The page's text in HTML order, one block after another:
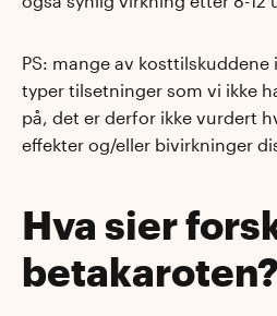
PS: mange av
typer tilsetninger som vi ikke
på, det er derfor ikke vurdert
effekter og/eller bivirkninger
Hva sier
betakaroten?